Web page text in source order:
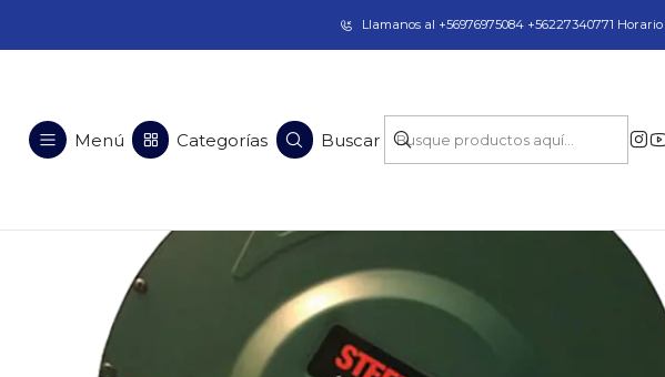
Taladros Magnéticos en Chile | Venta, Arriendo y Servicio
Menú Categorías Buscar
Llamanos al +56976975084 +56227340771